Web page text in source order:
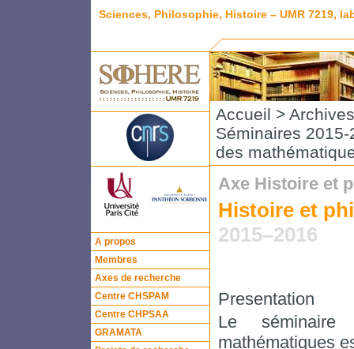
Sciences, Philosophie, Histoire – UMR 7219,
A propos
Membres
Axes de recherche
Centre CHSPAM
Centre CHPSAA
GRAMATA
Accueil > Archives
Séminaires
des
Axe Histoire et
Histoire et
2015–2016
Presentation
Le
mathématiques